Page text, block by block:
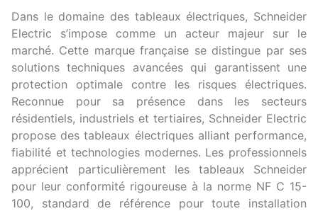
Dans le domaine des tableaux électriques, Schneider
Electric s’impose comme un acteur majeur sur le
marché. Cette marque française se distingue par ses
solutions techniques avancées qui garantissent une
protection optimale contre les risques électriques.
Reconnue pour sa présence dans les secteurs
résidentiels, industriels et tertiaires, Schneider Electric
propose des tableaux électriques alliant performance,
fiabilité et technologies modernes. Les professionnels
apprécient particulièrement les tableaux Schneider
pour leur conformité rigoureuse à la norme NF C 15-
100, standard de référence pour toute installation